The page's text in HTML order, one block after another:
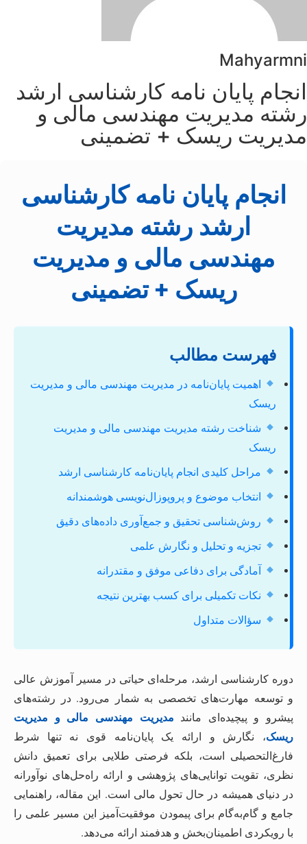
Mahyarmni
انجام پایان نامه کارشناسی ارشد
رشته مدیریت مهندسی مالی و
مدیریت ریسک + تضمینی
انجام پایان نامه کارشناسی
ارشد رشته مدیریت
مهندسی مالی و مدیریت
ریسک + تضمینی
فهرست مطالب
اهمیت پایان‌نامه در مدیریت مهندسی مالی و مدیریت
ریسک
شناخت رشته مدیریت مهندسی مالی و مدیریت
ریسک
مراحل کلیدی انجام پایان‌نامه کارشناسی ارشد
انتخاب موضوع و پروپوزال‌نویسی هوشمندانه
روش‌شناسی تحقیق و جمع‌آوری داده‌های دقیق
تجزیه و تحلیل و نگارش علمی
آمادگی برای دفاعی موفق و مقتدرانه
نکات تکمیلی برای کسب بهترین نتیجه
سؤالات متداول
دوره کارشناسی ارشد، مرحله‌ای حیاتی در مسیر آموزش عالی
و توسعه مهارت‌های تخصصی به شمار می‌رود. در رشته‌های
پیشرو و پیچیده‌ای مانند مدیریت مهندسی مالی و مدیریت
ریسک، نگارش و ارائه یک پایان‌نامه قوی نه تنها شرط
فارغ‌التحصیلی است، بلکه فرصتی طلایی برای تعمیق دانش
نظری، تقویت توانایی‌های پژوهشی و ارائه راه‌حل‌های نوآورانه
در دنیای همیشه در حال تحول مالی است. این مقاله، راهنمایی
جامع و گام‌به‌گام برای پیمودن موفقیت‌آمیز این مسیر علمی را
با رویکردی اطمینان‌بخش و هدفمند ارائه می‌دهد.